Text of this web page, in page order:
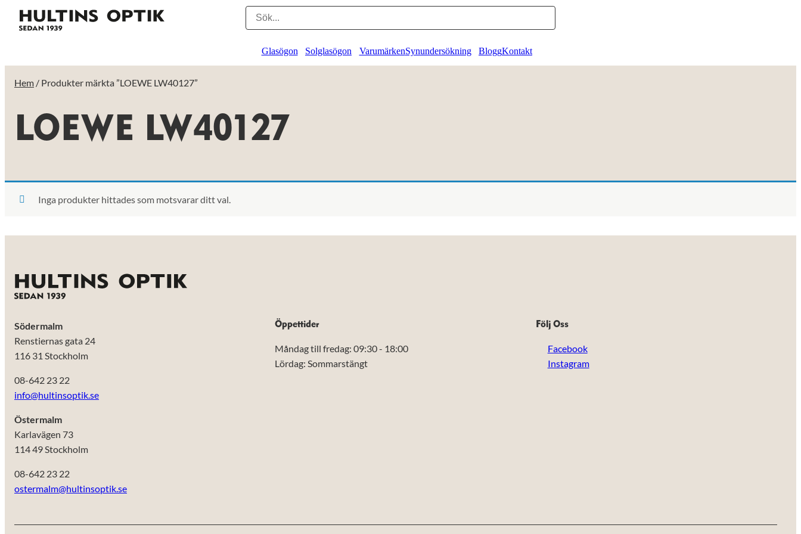
Glasögon Solglasögon VarumärkenSynundersökning BloggKontakt
Hem / Produkter märkta ”LOEWE LW40127”
LOEWE LW40127
Inga produkter hittades som motsvarar ditt val.
Södermalm
Renstiernas gata 24
116 31 Stockholm
08-642 23 22
info@hultinsoptik.se
Östermalm
Karlavägen 73
114 49 Stockholm
08-642 23 22
ostermalm@hultinsoptik.se
Öppettider
Måndag till fredag: 09:30 - 18:00
Lördag: Sommarstängt
Följ Oss
Facebook
Instagram
går inte att